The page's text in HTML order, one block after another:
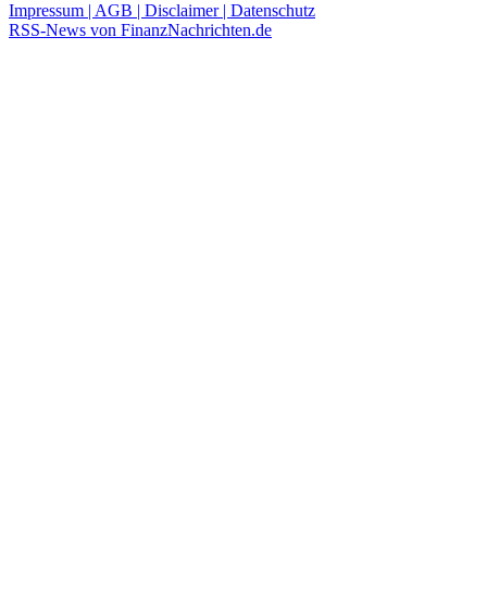
Impressum | AGB | Disclaimer | Datenschutz
RSS-News von FinanzNachrichten.de